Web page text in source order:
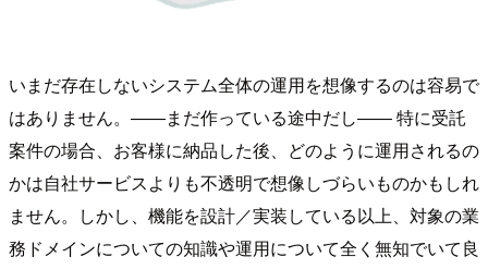
いまだ存在しないシステム全体の運用を想像するのは容易で
はありません。――まだ作っている途中だし―― 特に受託
案件の場合、お客様に納品した後、どのように運用されるの
かは自社サービスよりも不透明で想像しづらいものかもしれ
ません。しかし、機能を設計／実装している以上、対象の業
務ドメインについての知識や運用について全く無知でいて良